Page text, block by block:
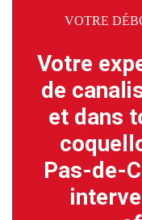
VOTRE
Votre
de
et dans
Pas-de-